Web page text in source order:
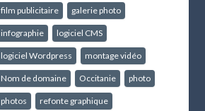
film publicitaire galerie photo
infographie logiciel CMS
logiciel Wordpress montage vidéo
Nom de domaine Occitanie photo
photos refonte graphique